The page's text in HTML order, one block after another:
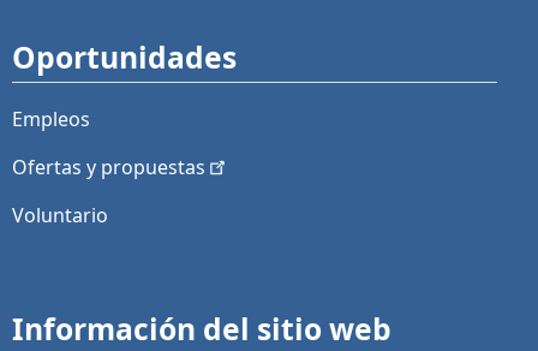
Oportunidades
Empleos
Ofertas y propuestas
Voluntario
Información del sitio web